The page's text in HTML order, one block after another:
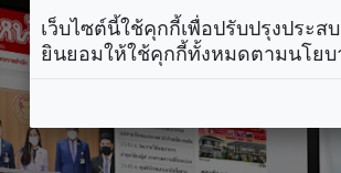
เว็บไซต์นี้ใช้คุกกี้เพื่อปรับปรุงประ
ยินยอมให้ใช้คุกกี้ทั้งหมดตามนโยบ